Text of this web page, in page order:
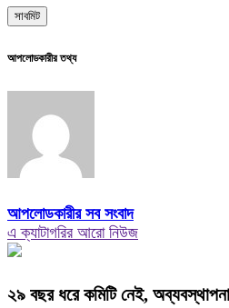
আপলোডকারীর তথ্য
আপলোডকারীর সব সংবাদ
এ ক্যাটাগরির আরো নিউজ
২৯ বছর ধরে কমিটি নেই,